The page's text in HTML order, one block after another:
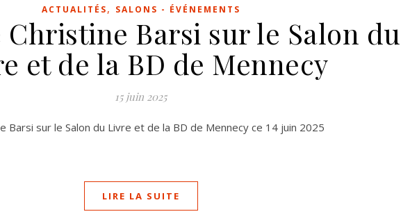
ACTUALITÉS, SALONS - ÉVÉNEMENTS
Christine Barsi sur le Salon du
et de la BD de Mennecy
15 juin 2025
Barsi sur le Salon du Livre et de la BD de Mennecy ce 14 juin 2025
LIRE LA SUITE